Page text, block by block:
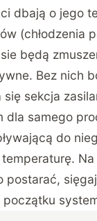
dbają o jego
(chłodzenia
będą
Bez nich
sekcja
dla samego
do
temperaturę.
postarać,